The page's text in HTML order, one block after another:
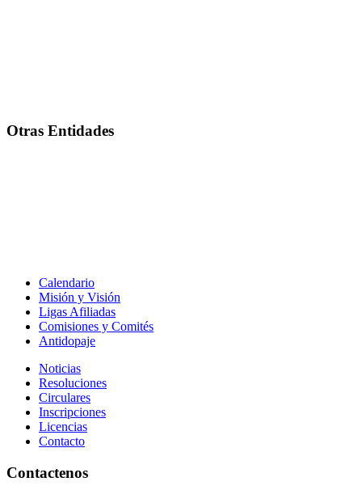
Otras Entidades
Calendario
Misión y Visión
Ligas Afiliadas
Comisiones y Comités
Antidopaje
Noticias
Resoluciones
Circulares
Inscripciones
Licencias
Contacto
Contactenos